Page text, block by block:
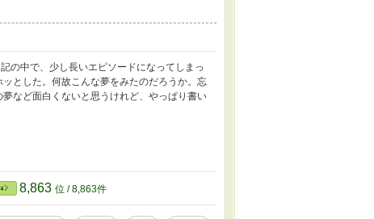
の中で、少し長いエピソードになってしまっ
とした。何故こんな夢をみたのだろうか。忘
など面白くないと思うけれど、やっぱり書い
ﾝ 8,863 位 / 8,863件